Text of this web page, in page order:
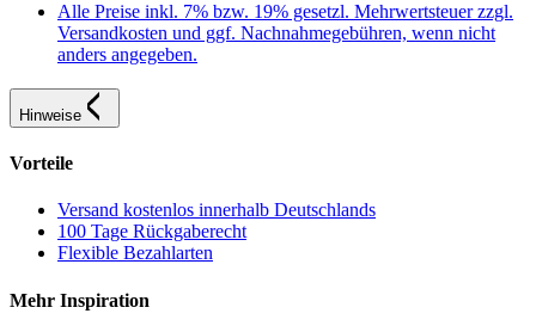
Alle Preise inkl. 7% bzw. 19% gesetzl. Mehrwertsteuer zzgl.
Versandkosten und ggf. Nachnahmegebühren, wenn nicht
anders angegeben.
Hinweise
Vorteile
Versand kostenlos innerhalb Deutschlands
100 Tage Rückgaberecht
Flexible Bezahlarten
Mehr Inspiration